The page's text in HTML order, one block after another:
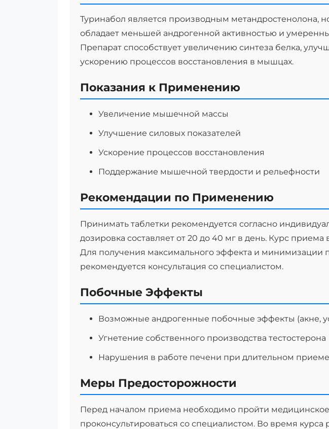
Туринабол является производным метандростенолона,
обладает меньшей андрогенной активностью и
Препарат способствует увеличению синтеза белка,
ускорению процессов восстановления в мышцах.
Показания к Применению
Увеличение мышечной массы
Улучшение силовых показателей
Ускорение процессов восстановления
Поддержание мышечной твердости и рельефности
Рекомендации по Применению
Принимать таблетки рекомендуется согласно
дозировка составляет от 20 до 40 мг в день. Курс приема
Для получения максимального эффекта и минимизации
рекомендуется консультация со специалистом.
Побочные Эффекты
Возможные андрогенные побочные эффекты (акне,
Угнетение собственного производства тестостерона
Нарушения в работе печени при длительном
Меры Предосторожности
Перед началом приема необходимо пройти
проконсультироваться со специалистом. Во время курса